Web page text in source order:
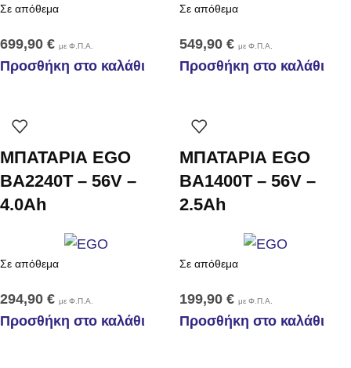
Σε απόθεμα
699,90 € με Φ.Π.Α.
Προσθήκη στο καλάθι
Σε απόθεμα
549,90 € με Φ.Π.Α.
Προσθήκη στο καλάθι
ΜΠΑΤΑΡΙΑ EGO
BA2240T – 56V –
4.0Ah
Σε απόθεμα
294,90 € με Φ.Π.Α.
Προσθήκη στο καλάθι
ΜΠΑΤΑΡΙΑ EGO
BA1400T – 56V –
2.5Ah
Σε απόθεμα
199,90 € με Φ.Π.Α.
Προσθήκη στο καλάθι